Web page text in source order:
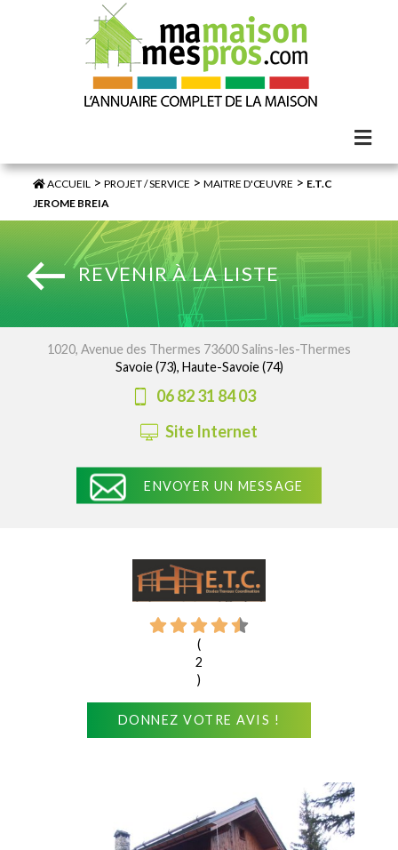
ACCUEIL >PROJET / SERVICE >MAITRE D'ŒUVRE > E.T.C
JEROME BREIA
REVENIR À LA LISTE
1020, Avenue des Thermes 73600 Salins-les-Thermes
Savoie (73), Haute-Savoie (74)
06 82 31 84 03
Site Internet
ENVOYER UN MESSAGE
(
2
)
DONNEZ VOTRE AVIS !